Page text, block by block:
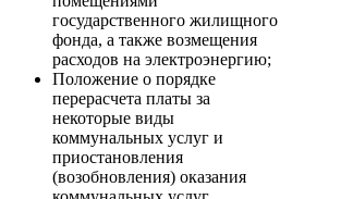
государственного жилищного
фонда, а также возмещения
расходов на электроэнергию;
Положение о порядке
перерасчета платы за
некоторые виды
коммунальных услуг и
приостановления
(возобновления) оказания